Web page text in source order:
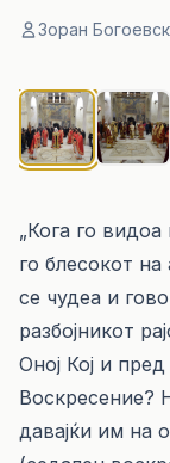
Зоран
„Кога го
го блесокот
се чудеа и
разбојникот
Оној Кој и
Воскресение?
давајќи им на